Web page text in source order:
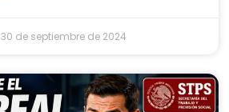
30 de septiembre de 2024